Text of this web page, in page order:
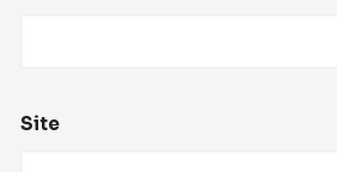
Site